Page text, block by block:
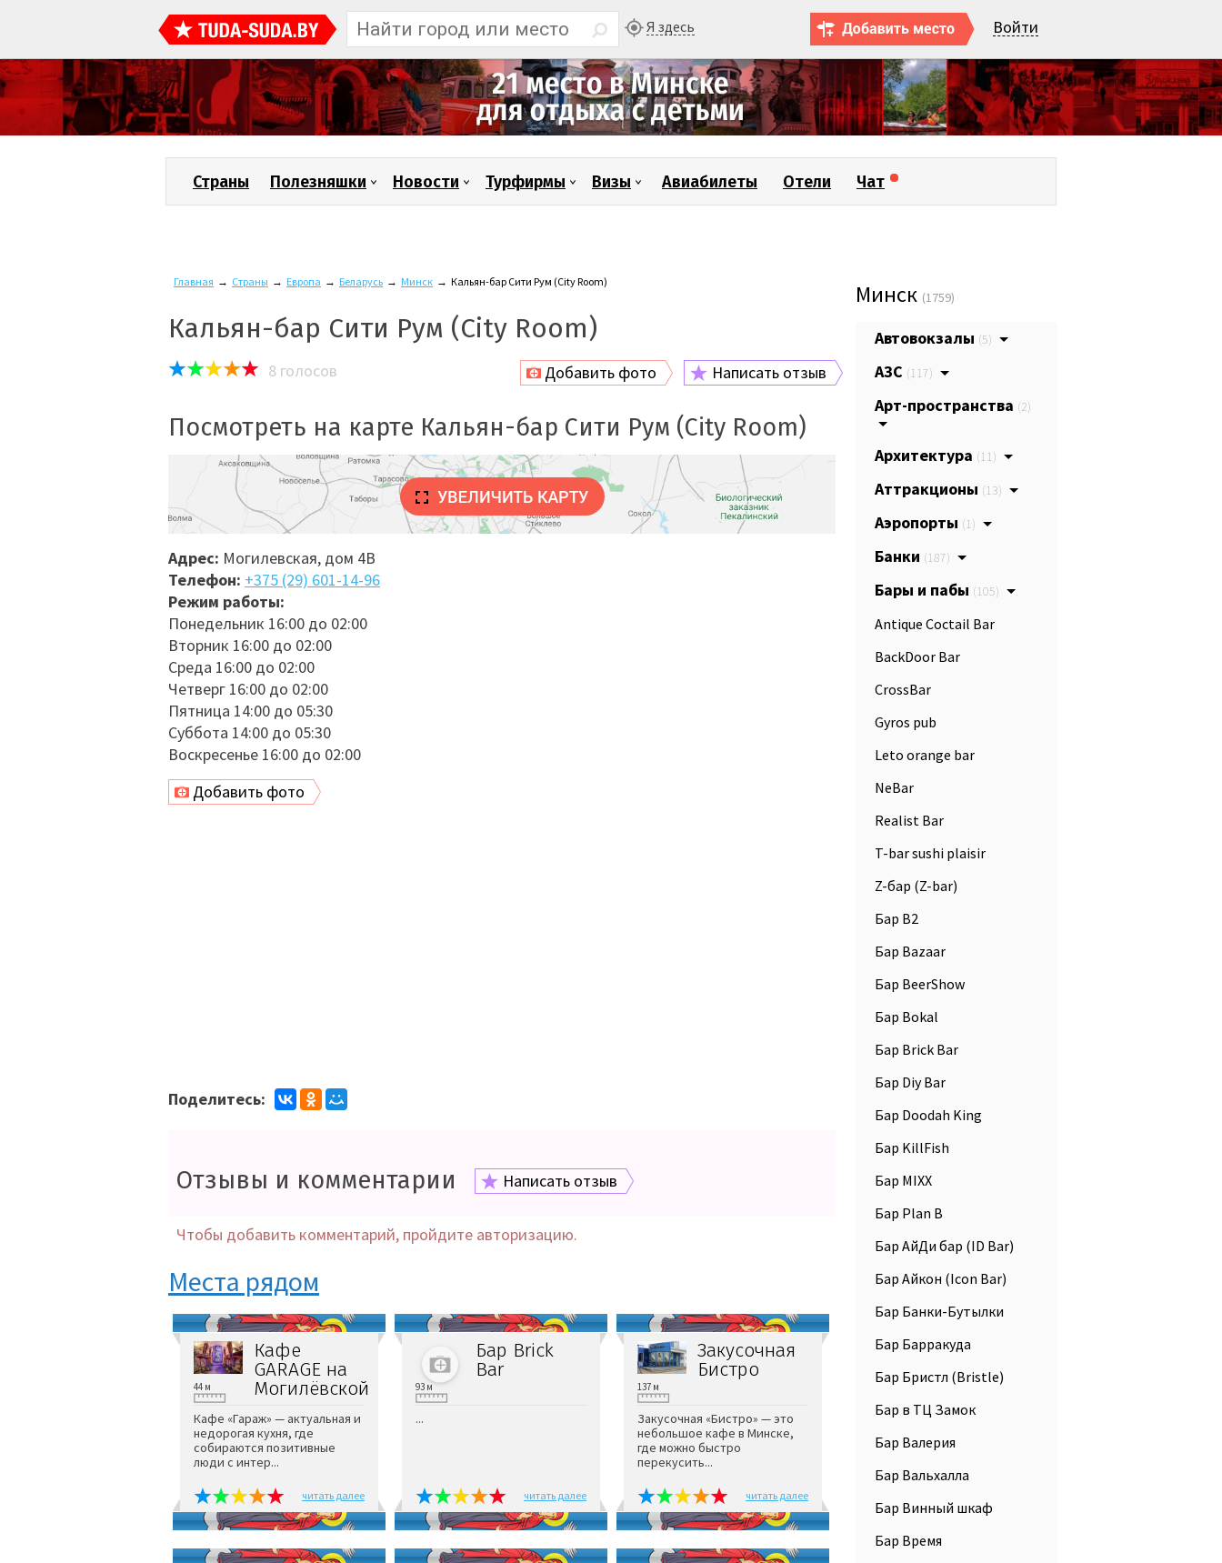
Я здесь Войти
Страны Полезняшки Новости Турфирмы Визы Авиабилеты Отели Чат
Главная → Страны → Европа → Беларусь → Минск → Кальян-бар Сити Рум (City Room)
Кальян-бар Сити Рум (City Room)
8 голосов Добавить фото Написать отзыв
Посмотреть на карте Кальян-бар Сити Рум (City Room)
Адрес: Могилевская, дом 4В
Телефон: +375 (29) 601-14-96
Режим работы:
Понедельник 16:00 до 02:00
Вторник 16:00 до 02:00
Среда 16:00 до 02:00
Четверг 16:00 до 02:00
Пятница 14:00 до 05:30
Суббота 14:00 до 05:30
Воскресенье 16:00 до 02:00
Добавить фото
Поделитесь:
Отзывы и комментарии Написать отзыв
Чтобы добавить комментарий, пройдите авторизацию.
Места рядом
Кафе
GARAGE на
Могилёвской
44 м
Кафе «Гараж» — актуальная и
недорогая кухня, где
собираются позитивные
люди с интер...
читать далее
Бар Brick
Bar
93 м
...
читать далее
Закусочная
Бистро
137 м
Закусочная «Бистро» — это
небольшое кафе в Минске,
где можно быстро
перекусить...
читать далее
Минск (1759)
Автовокзалы (5)
АЗС (117)
Арт-пространства (2)
Архитектура (11)
Аттракционы (13)
Аэропорты (1)
Банки (187)
Бары и пабы (105)
Antique Coctail Bar
BackDoor Bar
CrossBar
Gyros pub
Leto orange bar
NeBar
Realist Bar
T-bar sushi plaisir
Z-бар (Z-bar)
Бар B2
Бар Bazaar
Бар BeerShow
Бар Bokal
Бар Brick Bar
Бар Diy Bar
Бар Doodah King
Бар KillFish
Бар MIXX
Бар Plan B
Бар АйДи бар (ID Bar)
Бар Айкон (Icon Bar)
Бар Банки-Бутылки
Бар Барракуда
Бар Бристл (Bristle)
Бар в ТЦ Замок
Бар Валерия
Бар Вальхалла
Бар Винный шкаф
Бар Время